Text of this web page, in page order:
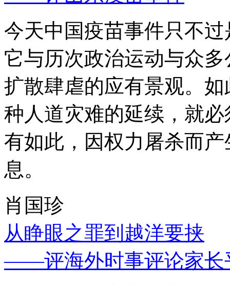
今天中国疫苗事件只不
它与历次政治运动与众
扩散肆虐的应有景观。
种人道灾难的延续，就
有如此，因权力屠杀而
息。
肖国珍
从睁眼之罪到越洋要挟
——评海外时事评论家长